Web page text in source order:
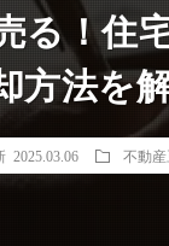
る！住
方法を
2025.03.06 不動産